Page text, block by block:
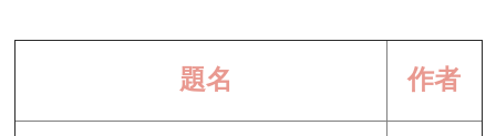
大
題名 作者